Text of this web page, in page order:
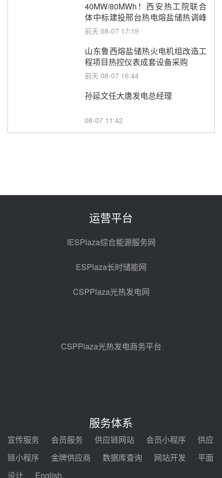
40MW/80MWh！西安热工院联合
体中标建投邢台热电熔盐储热调峰
调频改造EPC项目
前天 08-07 17:19
山东鲁西熔盐储热火电机组改造工
程项目热控仪表成套设备采购
前天 08-07 16:44
孙延文任大唐发电总经理
08-07 11:42
120MW级高导热空冷发电机通过
目熔盐储罐采购
中国电建中南院吉西基地鲁固直流
100MW光工程性能试验采购
08-06 10:49
采购
08-05 17:20
地100MW光热发电工程EPC总承
包项目熔盐介质超声波流量计采购
节点突破！独山子石化光伏熔盐储
能示范项目电加热器厂房顺利封顶
运营平台
IESPlaza综合能源服务网
ESPlaza长时储能网
CSPPlaza光热发电网
CSPPlaza光热发电商务平台
服务体系
宣传服务 会员服务 供应链网站 会员小程序
供应
链小程序
金牌供应商 数据库查询 网站开发
平面
设计
English